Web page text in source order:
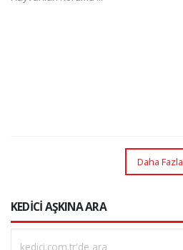
Daha Fazla
KEDİCİ AŞKINA ARA